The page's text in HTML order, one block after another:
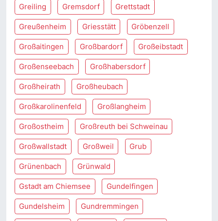
Greiling Gremsdorf Grettstadt
Greußenheim Griesstätt Gröbenzell
Großaitingen Großbardorf Großeibstadt
Großenseebach Großhabersdorf
Großheirath Großheubach
Großkarolinenfeld Großlangheim
Großostheim Großreuth bei Schweinau
Großwallstadt Großweil Grub
Grünenbach Grünwald
Gstadt am Chiemsee Gundelfingen
Gundelsheim Gundremmingen